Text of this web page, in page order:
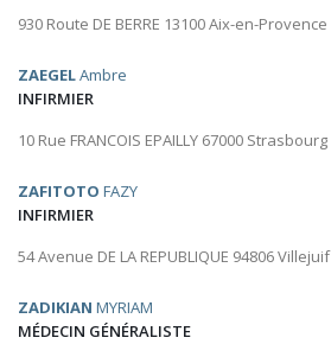
930 Route DE BERRE 13100 Aix-en-Provence
ZAEGELAmbre
INFIRMIER
10 Rue FRANCOIS EPAILLY 67000 Strasbourg
ZAFITOTO FAZY
INFIRMIER
54 Avenue DE LA REPUBLIQUE 94806 Villejuif
ZADIKIAN MYRIAM
MÉDECIN GÉNÉRALISTE